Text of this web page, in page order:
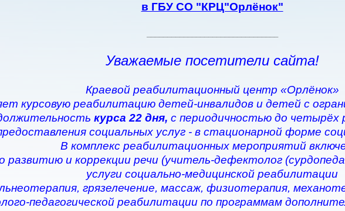
в ГБУ СО "КРЦ"Орлёнок"
Уважаемые посетители сайта!
Краевой реабилитационный центр «Орлёнок»
курсовую реабилитацию детей-инвалидов и детей с
курса 22 дня, с периодичностью до четырёх
социальных услуг - в стационарной форме
В комплекс реабилитационных мероприятий
развитию и коррекции речи (учитель-дефектолог
услуги социально-медицинской реабилитации
грязелечение, массаж, физиотерапия,
педагогической реабилитации по программам